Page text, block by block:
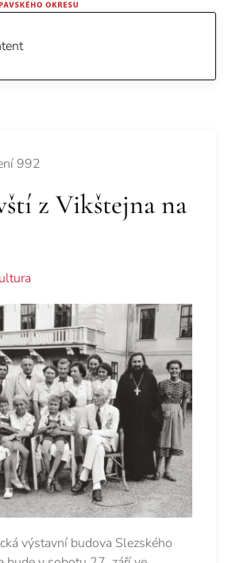
992
z Vikštejna na
výstavní budova Slezského